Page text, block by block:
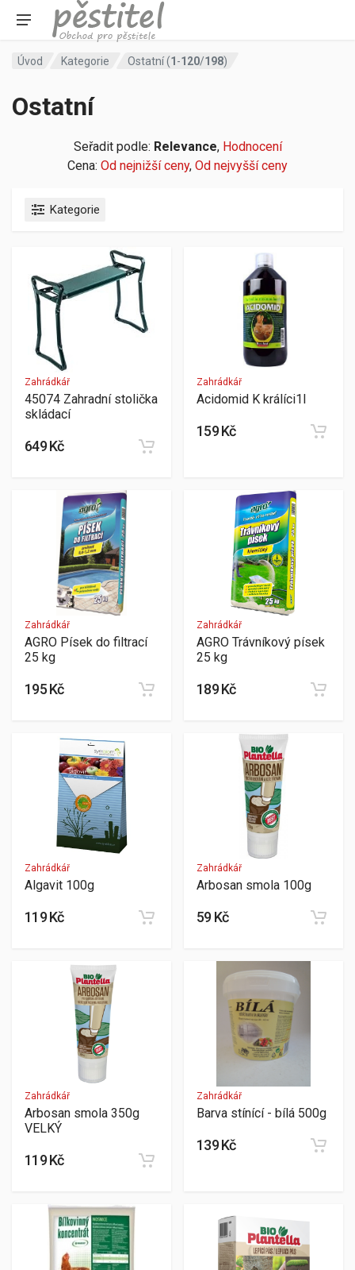
Úvod Kategorie Ostatní (1-120/198)
Ostatní
Seřadit podle: Relevance, Hodnocení
Cena: Od nejnižší ceny, Od nejvyšší ceny
Kategorie
Zahrádkář
45074 Zahradní stolička
skládací
649 Kč
Zahrádkář
Acidomid K králíci1l
159 Kč
Zahrádkář
AGRO Písek do filtrací
25 kg
195 Kč
Zahrádkář
AGRO Trávníkový písek
25 kg
189 Kč
Zahrádkář
Algavit 100g
119 Kč
Zahrádkář
Arbosan smola 100g
59 Kč
Zahrádkář
Arbosan smola 350g
VELKÝ
119 Kč
Zahrádkář
Barva stínící - bílá 500g
139 Kč